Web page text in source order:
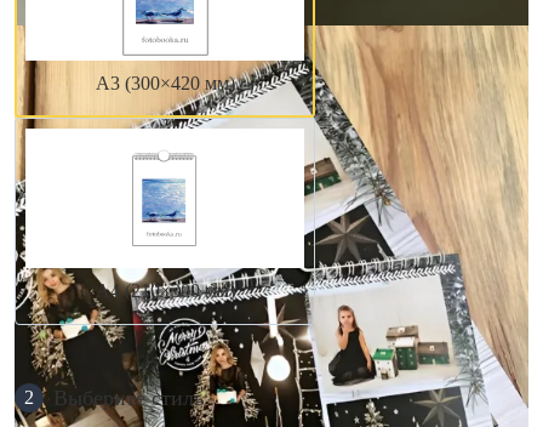
А3 (300×420 мм)
А4 (210×300 мм)
2 Выберите стиль